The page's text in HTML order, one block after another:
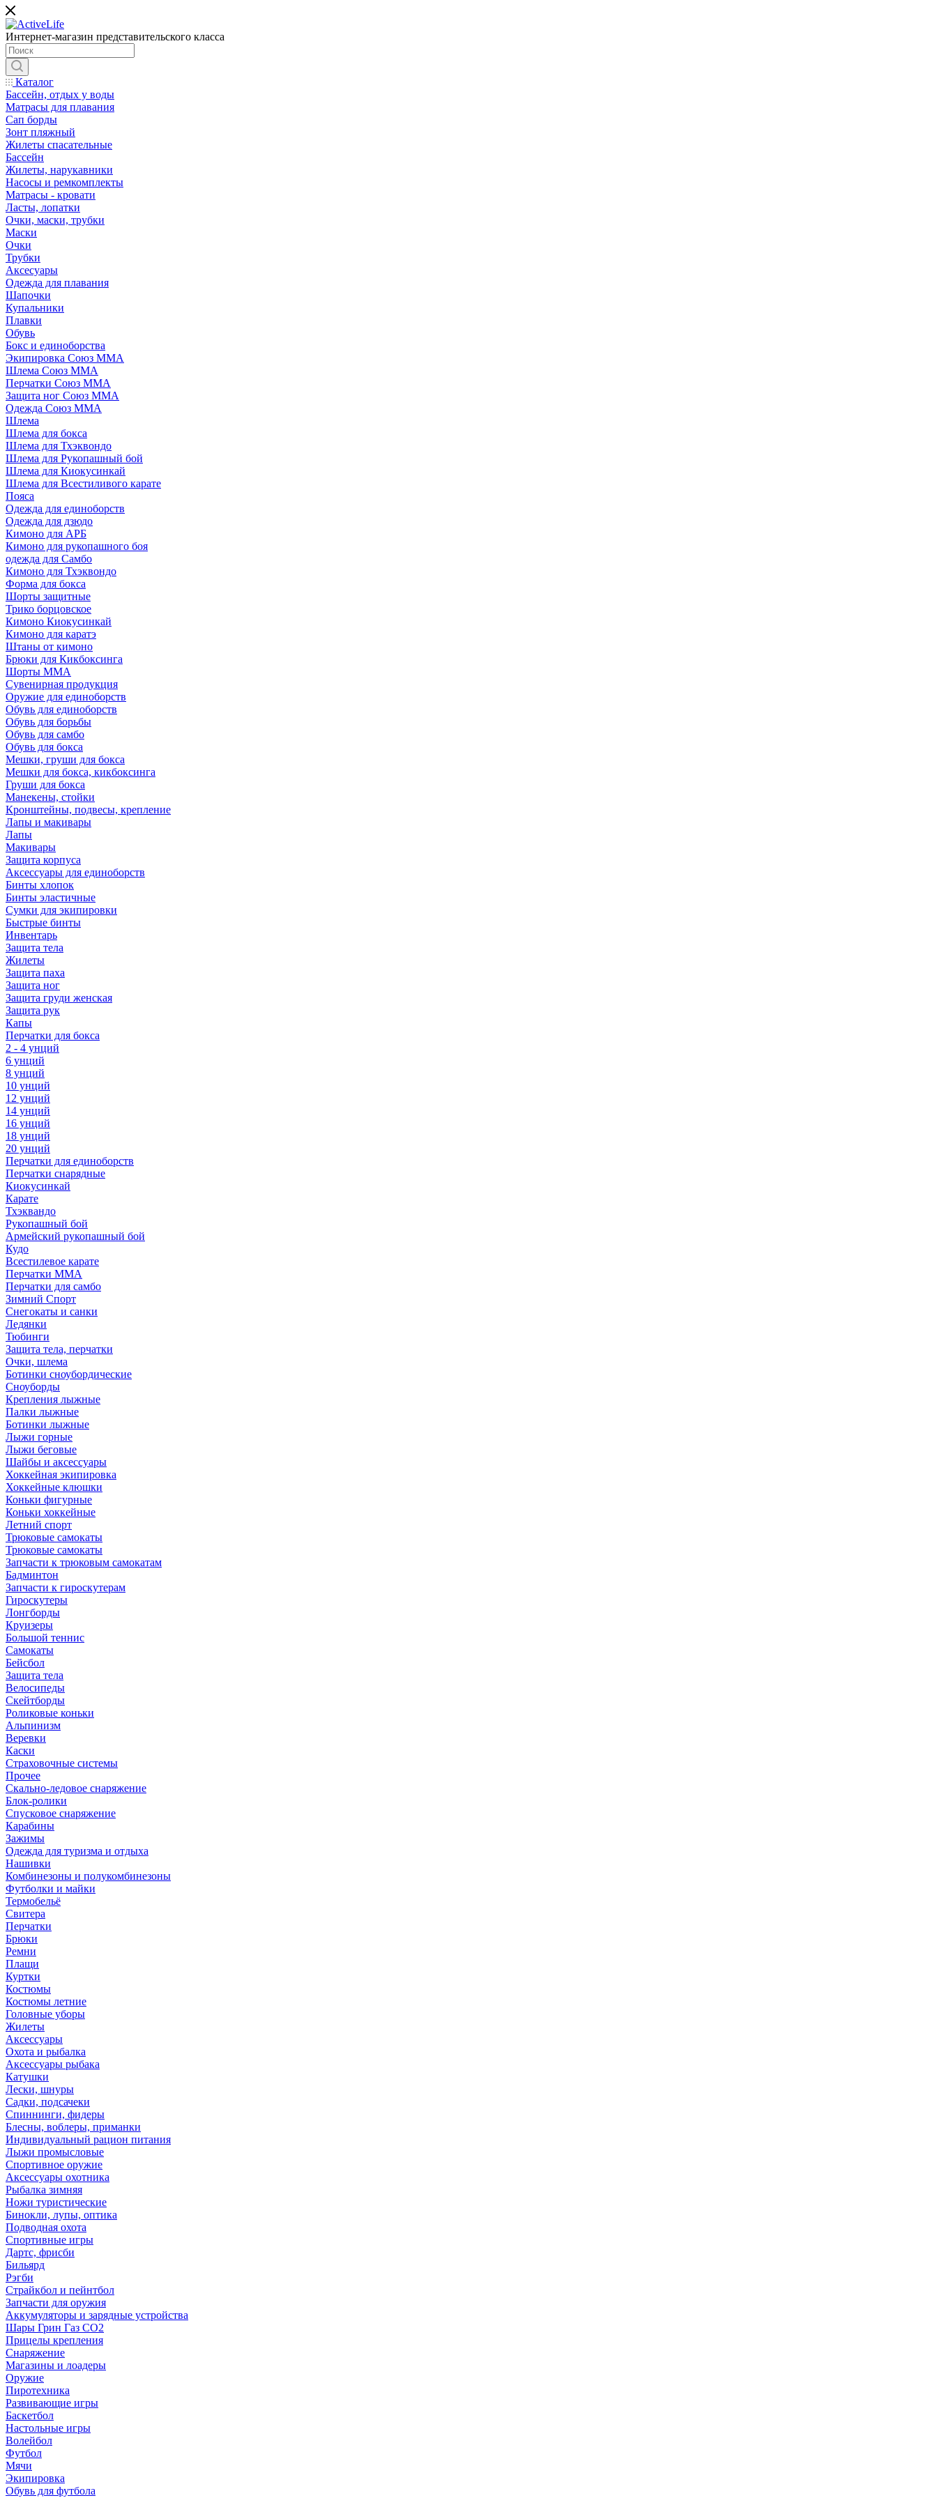
Интернет-магазин представительского класса
Каталог
Бассейн, отдых у воды
Матрасы для плавания
Сап борды
Зонт пляжный
Жилеты спасательные
Бассейн
Жилеты, нарукавники
Насосы и ремкомплекты
Матрасы - кровати
Ласты, лопатки
Очки, маски, трубки
Маски
Очки
Трубки
Аксесуары
Одежда для плавания
Шапочки
Купальники
Плавки
Обувь
Бокс и единоборства
Экипировка Союз ММА
Шлема Союз ММА
Перчатки Союз ММА
Защита ног Союз ММА
Одежда Союз ММА
Шлема
Шлема для бокса
Шлема для Тхэквондо
Шлема для Рукопашный бой
Шлема для Киокусинкай
Шлема для Всестиливого карате
Пояса
Одежда для единоборств
Одежда для дзюдо
Кимоно для АРБ
Кимоно для рукопашного боя
одежда для Самбо
Кимоно для Тхэквондо
Форма для бокса
Шорты защитные
Трико борцовское
Кимоно Киокусинкай
Кимоно для каратэ
Штаны от кимоно
Брюки для Кикбоксинга
Шорты ММА
Сувенирная продукция
Оружие для единоборств
Обувь для единоборств
Обувь для борьбы
Обувь для самбо
Обувь для бокса
Мешки, груши для бокса
Мешки для бокса, кикбоксинга
Груши для бокса
Манекены, стойки
Кронштейны, подвесы, крепление
Лапы и макивары
Лапы
Макивары
Защита корпуса
Аксессуары для единоборств
Бинты хлопок
Бинты эластичные
Сумки для экипировки
Быстрые бинты
Инвентарь
Защита тела
Жилеты
Защита паха
Защита ног
Защита груди женская
Защита рук
Капы
Перчатки для бокса
2 - 4 унций
6 унций
8 унций
10 унций
12 унций
14 унций
16 унций
18 унций
20 унций
Перчатки для единоборств
Перчатки снарядные
Киокусинкай
Карате
Тхэквандо
Рукопашный бой
Армейский рукопашный бой
Кудо
Всестилевое карате
Перчатки MMA
Перчатки для самбо
Зимний Спорт
Снегокаты и санки
Ледянки
Тюбинги
Защита тела, перчатки
Очки, шлема
Ботинки сноубордические
Сноуборды
Крепления лыжные
Палки лыжные
Ботинки лыжные
Лыжи горные
Лыжи беговые
Шайбы и аксессуары
Хоккейная экипировка
Хоккейные клюшки
Коньки фигурные
Коньки хоккейные
Летний спорт
Трюковые самокаты
Трюковые самокаты
Запчасти к трюковым самокатам
Бадминтон
Запчасти к гироскутерам
Гироскутеры
Лонгборды
Круизеры
Большой теннис
Самокаты
Бейсбол
Защита тела
Велосипеды
Скейтборды
Роликовые коньки
Альпинизм
Веревки
Каски
Страховочные системы
Прочее
Скально-ледовое снаряжение
Блок-ролики
Спусковое снаряжение
Карабины
Зажимы
Одежда для туризма и отдыха
Нашивки
Комбинезоны и полукомбинезоны
Футболки и майки
Термобельё
Свитера
Перчатки
Брюки
Ремни
Плащи
Куртки
Костюмы
Костюмы летние
Головные уборы
Жилеты
Аксессуары
Охота и рыбалка
Аксессуары рыбака
Катушки
Лески, шнуры
Садки, подсачеки
Спиннинги, фидеры
Блесны, воблеры, приманки
Индивидуальный рацион питания
Лыжи промысловые
Спортивное оружие
Аксессуары охотника
Рыбалка зимняя
Ножи туристические
Бинокли, лупы, оптика
Подводная охота
Спортивные игры
Дартс, фрисби
Бильярд
Рэгби
Страйкбол и пейнтбол
Запчасти для оружия
Аккумуляторы и зарядные устройства
Шары Грин Газ СО2
Прицелы крепления
Снаряжение
Магазины и лоадеры
Оружие
Пиротехника
Развивающие игры
Баскетбол
Настольные игры
Волейбол
Футбол
Мячи
Экипировка
Обувь для футбола